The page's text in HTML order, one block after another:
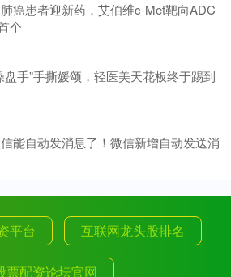
癌患者迎新药，艾伯维c-Met靶向ADC
个
盘手”手撕媛颂，轻医美天花板终于踢到
能自动发消息了！微信新增自动发送消
平台 互联网龙头股排名
票配资论坛官网